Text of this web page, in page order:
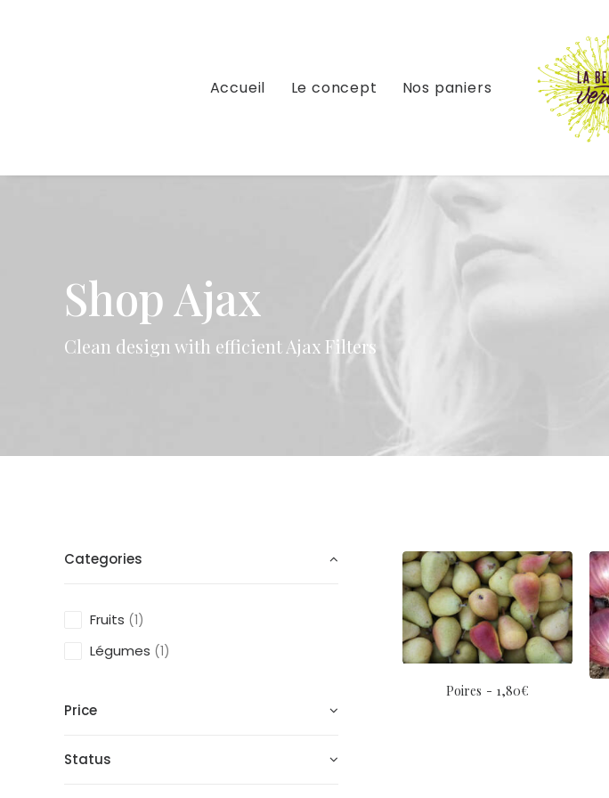
Accueil Le concept Nos paniers
Shop Ajax
Clean design with efficient Ajax Filters
Categories
Fruits (1)
Légumes (1)
Price
Status
Poires 1,80€